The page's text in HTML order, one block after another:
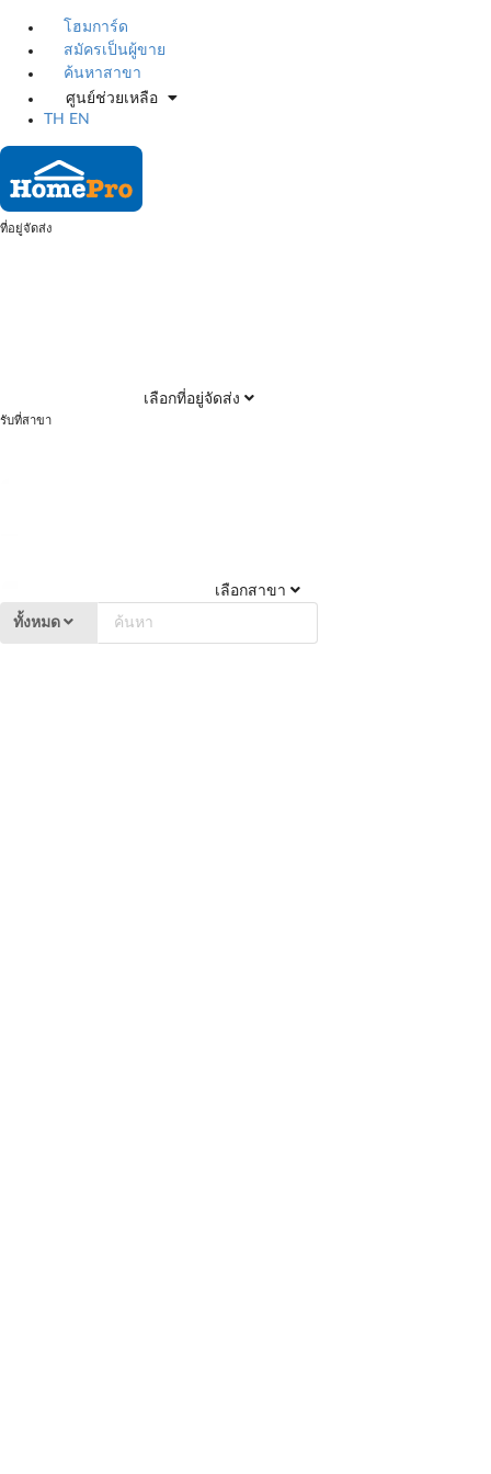
โฮมการ์ด
สมัครเป็นผู้ขาย
ค้นหาสาขา
ศูนย์ช่วยเหลือ
TH
EN
ที่อยู่จัดส่ง
เลือกที่อยู่จัดส่ง
รับที่สาขา
เลือกสาขา
ทั้งหมด